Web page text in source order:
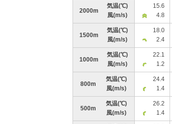
2000m
気温(℃)
風(m/s)
15.6
4.8
1500m
気温(℃)
風(m/s)
18.0
2.4
1000m
気温(℃)
風(m/s)
22.1
1.2
800m
気温(℃)
風(m/s)
24.4
1.4
500m
気温(℃)
風(m/s)
26.2
1.4